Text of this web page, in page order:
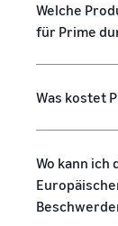
Welche
für Prime
Was kostet
Wo kann ich